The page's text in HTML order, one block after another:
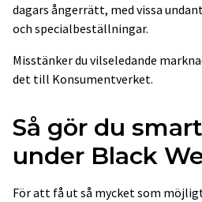
dagars ångerrätt, med vissa
och specialbeställningar.
Misstänker du vilseledande
det till Konsumentverket.
Så gör du
under Black
För att få ut så mycket som